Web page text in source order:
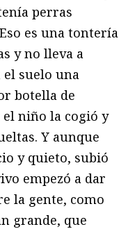
perras
es una tontería
y no lleva a
suelo una
botella de
el niño la cogió y
Y aunque
y quieto, subió
empezó a dar
la gente, como
grande, que